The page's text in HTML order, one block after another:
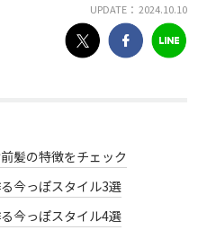
UPDATE： 2024.10.10
髪の特徴をチェック
今っぽスタイル3選
今っぽスタイル4選